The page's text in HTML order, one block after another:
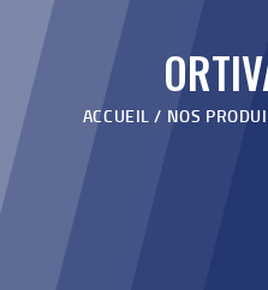
ACCUEIL NOS
CONTACT